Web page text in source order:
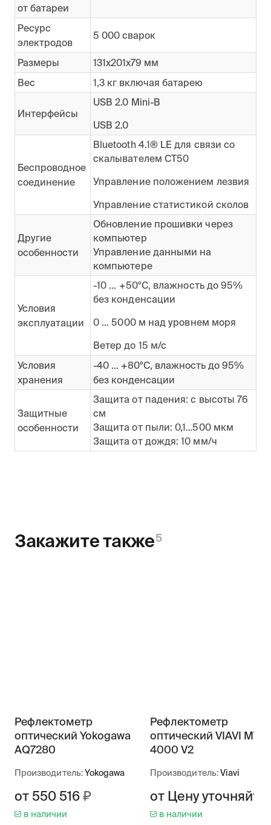
от батареи
Ресурс
электродов
5 000 сварок
Размеры
131х201х79 мм
Вес
1,3 кг включая батарею
Интерфейсы
USB 2.0 Mini-B
USB 2.0
Беспроводное
соединение
Bluetooth 4.1® LE для связи со
скалывателем CT50
Управление положением лезвия
Управление статистикой сколов
Другие
особенности
Обновление прошивки через
компьютер
Управление данными на
компьютере
Условия
эксплуатации
-10 ... +50ºC, влажность до 95%
без конденсации
0 ... 5000 м над уровнем моря
Ветер до 15 м/с
Условия
хранения
-40 ... +80ºC, влажность до 95%
без конденсации
Защитные
особенности
Защита от падения: с высоты 76
см
Защита от пыли: 0,1…500 мкм
Защита от дождя: 10 мм/ч
Закажите также5
Рефлектометр
оптический Yokogawa
AQ7280
Производитель:Yokogawa
от550 516
в наличии
Рефлектометр
оптический VIAVI MTS-
4000 V2
Производитель:Viavi
отЦену уточняйте
в наличии